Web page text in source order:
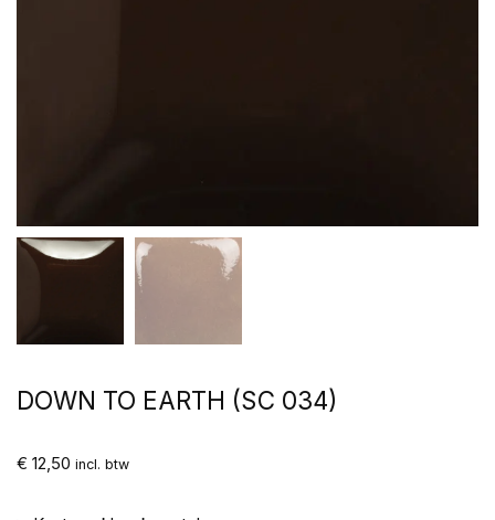
DOWN TO EARTH (SC 034)
€ 12,50 incl. btw